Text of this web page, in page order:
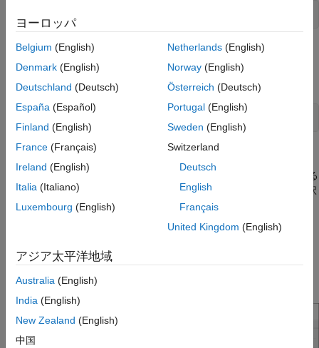
sldemo_fuelsys_dd_controller モデルで、airflow_calc
ステムを開き、Pumping Constantルックアップ テーブルを選択
データ ディクショナリ エントリを選択
sldemo_fuelsys_dd_controller
モデルで、モデルの左下隅にある
[モデル データ] アイコン
をクリックして
を選択
し、リンクされているデータ ディクショナリを開きます。
[モデルの階層構造]
ンで、 [外部データ]
sldemo_fuelsys_dd_controllerデータ ディクショナリ ノードを
展開します。
ヨーロッパ
Belgium (English)
Denmark (English)
Deutschland (Deutsch)
España (Español)
Finland (English)
France (Français)
Ireland (English)
Italia (Italiano)
Luxembourg (English)
Netherlands(English)
Norway(English)
Österreich (Deutsch)
Portugal(English)
Sweden (English)
Switzerland
Deutsch
English
Français
United Kingdom (English)
アジア太平洋地域
Australia (English)
India (English)
New Zealand (English)
中国